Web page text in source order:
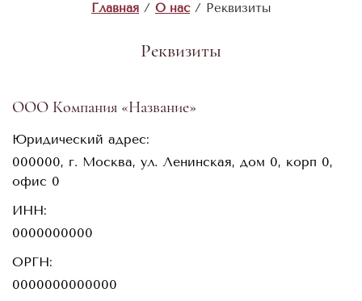
Главная / О нас / Реквизиты
Реквизиты
ООО Компания «Название»
Юридический адрес:
000000, г. Москва, ул. Ленинская, дом 0, корп 0,
офис 0
ИНН:
0000000000
ОРГН:
0000000000000